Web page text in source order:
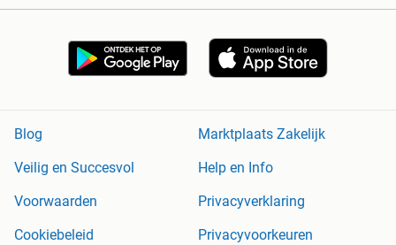
Blog
Marktplaats Zakelijk
Veilig en Succesvol
Help en Info
Voorwaarden
Privacyverklaring
Cookiebeleid
Privacyvoorkeuren